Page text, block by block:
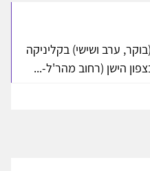
ערב ושישי) בקליניקה
הישן (רחוב מהר'ל-...